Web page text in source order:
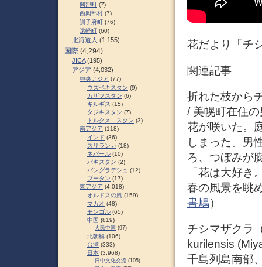
花だより「チ
関連記事
折れた枝から
/ 美幌町在住
花が咲いた。
しまった。男
ろ、つぼみが
「花は大好
春の風景を眺
書鳩）
チシマザクラ
kurilensis
千島列島南部
興部町 (7)
西興部村 (7)
訓子府町 (76)
遠軽町 (60)
北海道人 (1,155)
国際 (4,294)
JICA(195)
アジア (4,032)
中央アジア (77)
ウズベキスタン (9)
カザフスタン (6)
キルギス (15)
タジキスタン (7)
トルクメニスタン (3)
南アジア (118)
インド (36)
スリランカ (18)
ネパール (10)
パキスタン (2)
バングラデシュ (12)
ブータン (17)
東アジア (4,018)
オルドスの風 (159)
マカオ (48)
モンゴル (65)
中国 (819)
人民中国 (97)
北朝鮮 (106)
台湾 (333)
日本 (3,968)
日中文化交流 (105)